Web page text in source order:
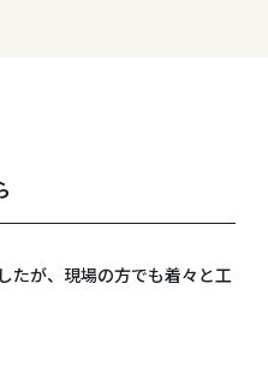
たが、現場の方でも着々と工